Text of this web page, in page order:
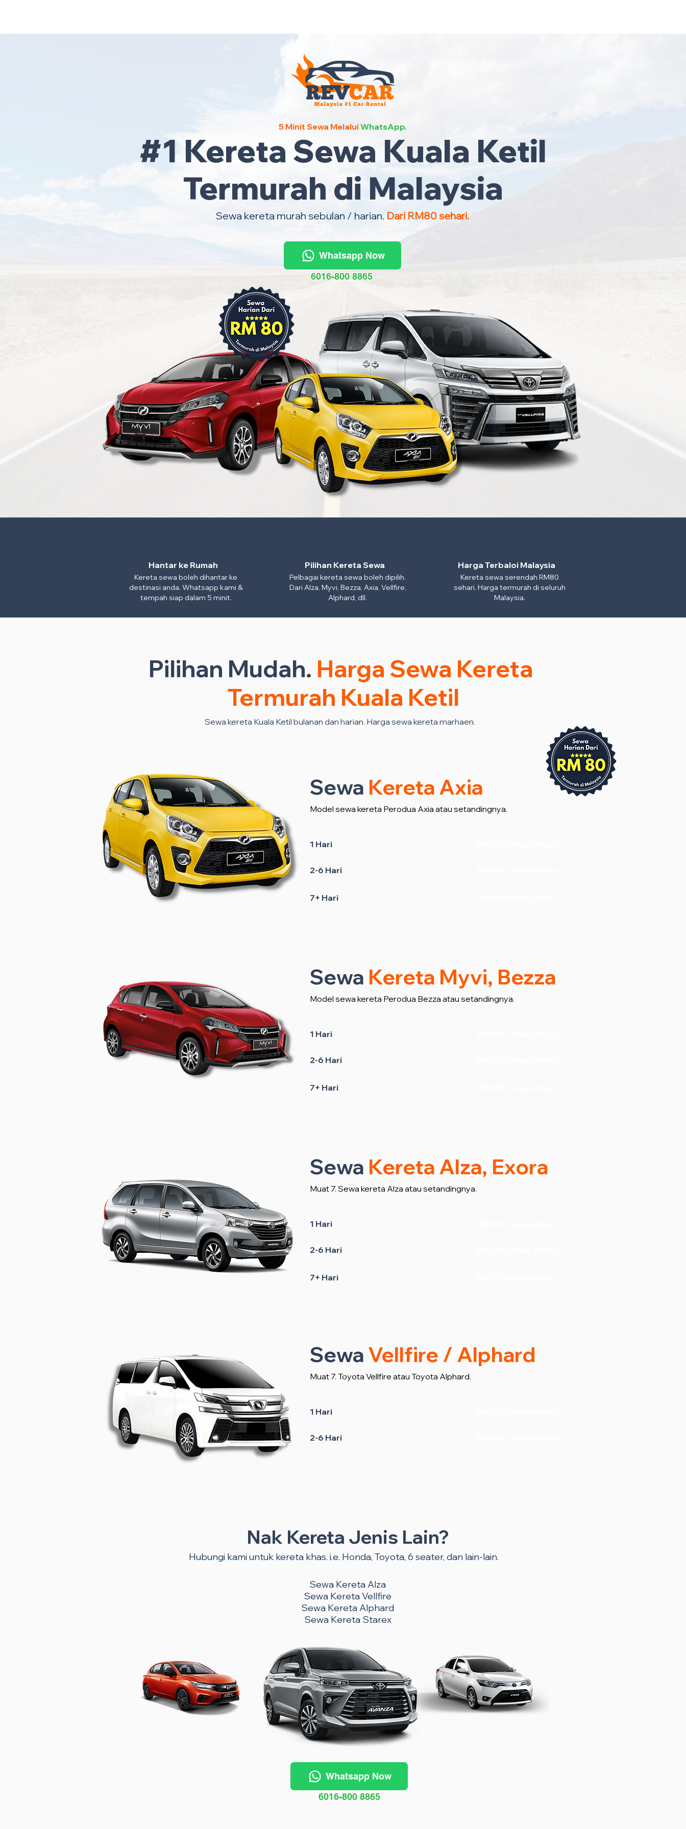
5 Minit Sewa MelaluiWhatsApp.
#1 Kereta Sewa Kuala Ketil
Termurah di Malaysia
Sewa kereta murah sebulan / harian. Dari RM80 sehari.
Whatsapp Now
6016-800 8865
Hantar ke Rumah
Kereta sewa boleh dihantar ke
destinasi anda. Whatsapp kami &
tempah siap dalam 5 minit.
Pilihan Kereta Sewa
Pelbagai kereta sewa boleh dipilih.
Dari Alza, Myvi, Bezza, Axia, Vellfire,
Alphard, dll.
Harga Terbaloi Malaysia
Kereta sewa serendah RM80
sehari. Harga termurah di seluruh
Malaysia.
Pilihan Mudah. Harga Sewa Kereta
Termurah Kuala Ketil
Sewa kereta Kuala Ketil bulanan dan harian. Harga sewa kereta marhaen.
Sewa Kereta Axia
Model sewa kereta Perodua Axia atau setandingnya.
1 Hari
2-6 Hari
7+ Hari
Sewa Kereta Myvi, Bezza
Model sewa kereta Perodua Bezza atau setandingnya.
1 Hari
2-6 Hari
7+ Hari
Sewa Kereta Alza, Exora
Muat 7. Sewa kereta Alza atau setandingnya.
1 Hari
2-6 Hari
7+ Hari
Sewa Vellfire / Alphard
Muat 7. Toyota Vellfire atau Toyota Alphard.
1 Hari
2-6 Hari
Nak Kereta Jenis Lain?
Hubungi kami untuk kereta khas. i.e. Honda, Toyota, 6 seater, dan lain-lain.
Sewa Kereta Alza
Sewa Kereta Vellfire
Sewa Kereta Alphard
Sewa Kereta Starex
Whatsapp Now
6016-800 8865